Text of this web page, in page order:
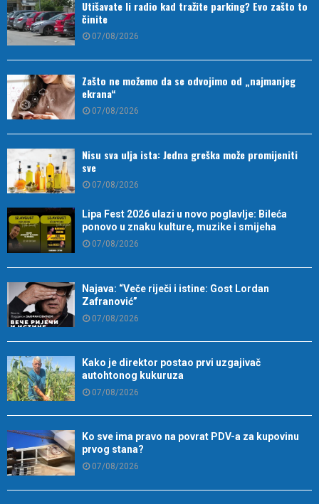
Utišavate li radio kad tražite parking? Evo zašto to
činite
07/08/2026
Zašto ne možemo da se odvojimo od „najmanjeg
ekrana“
07/08/2026
Nisu sva ulja ista: Jedna greška može promijeniti
sve
07/08/2026
Lipa Fest 2026 ulazi u novo poglavlje: Bileća
ponovo u znaku kulture, muzike i smijeha
07/08/2026
Najava: “Veče riječi i istine: Gost Lordan
Zafranović”
07/08/2026
Kako je direktor postao prvi uzgajivač
autohtonog kukuruza
07/08/2026
Ko sve ima pravo na povrat PDV-a za kupovinu
prvog stana?
07/08/2026